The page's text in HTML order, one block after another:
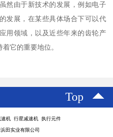
然由于新技术的发展，例如电子
发展，在某些具体场合下可以代
用领域，以及近些年来的齿轮产
它的重要地位。
Top
速机 行星减速机 执行元件
田实业有限公司